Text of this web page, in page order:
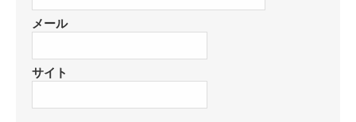
メール
サイト